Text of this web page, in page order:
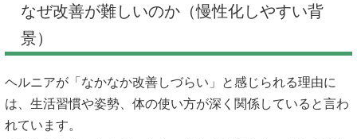
なぜ改善が難しいのか（慢性化しやすい背
景）
ヘルニアが「なかなか改善しづらい」と感じられる理由に
は、生活習慣や姿勢、体の使い方が深く関係していると言わ
れています。